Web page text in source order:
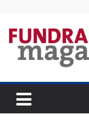
content